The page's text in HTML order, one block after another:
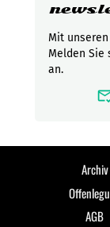
Mit
Melden
an.
Archiv
AGB